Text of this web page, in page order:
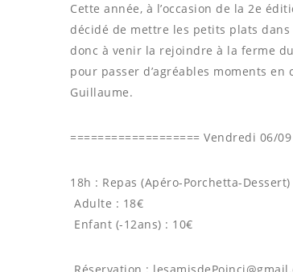
Cette année, à l’occasion de la 2e
décidé de mettre les petits plats
donc à venir la rejoindre à la ferme
pour passer d’agréables moments
Guillaume.
=================== Vendredi 06/
18h : Repas (Apéro-Porchetta-Dessert)
️ Adulte : 18€
️ Enfant (-12ans) : 10€